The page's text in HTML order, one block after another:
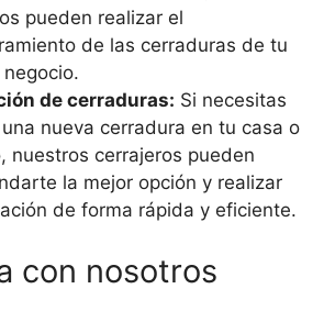
pueden realizar el
de las cerraduras de tu
de cerraduras: Si necesitas
nueva cerradura en tu casa o
nuestros cerrajeros pueden
la mejor opción y realizar
de forma rápida y eficiente.
con nosotros